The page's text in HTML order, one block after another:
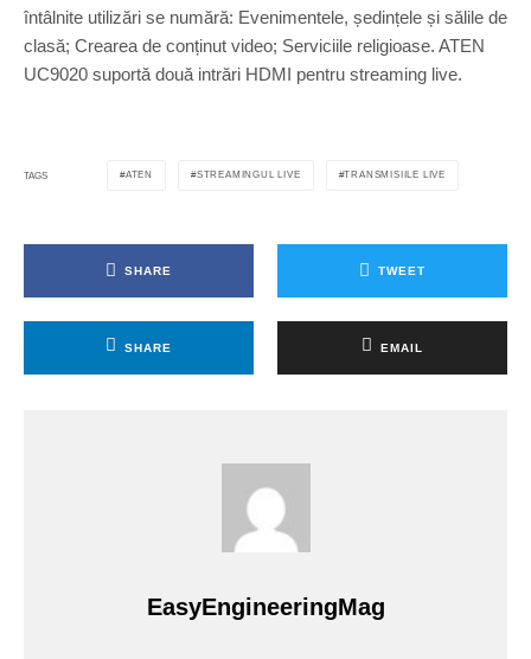
întâlnite utilizări se numără: Evenimentele, ședințele și sălile de
clasă; Crearea de conținut video; Serviciile religioase. ATEN
UC9020 suportă două intrări HDMI pentru streaming live.
TAGS ATEN STREAMINGUL LIVE TRANSMISIILE LIVE
SHARE TWEET
SHARE EMAIL
EasyEngineeringMag